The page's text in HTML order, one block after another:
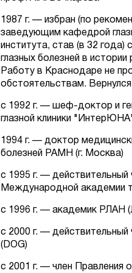
1987 г. — избран (по
заведующим кафедрой
института, став (в 32
глазных болезней в
Работу в Краснодаре не
обстоятельствам.
с 1992 г. — шеф-доктор и
глазной клиники
1994 г. — доктор
болезней РАМН (г. Москва)
с 1995 г. — действительный
Международной академии
с 1996 г. — академик РЛАН
с 2000 г. — действительный
(DOG)
с 2001 г. — член Правления